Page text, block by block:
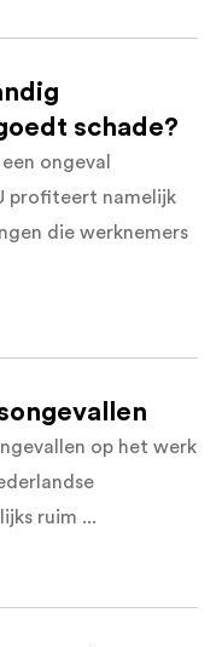
schade?
ongeval
profiteert namelijk
die werknemers
op het werk
ruim ...